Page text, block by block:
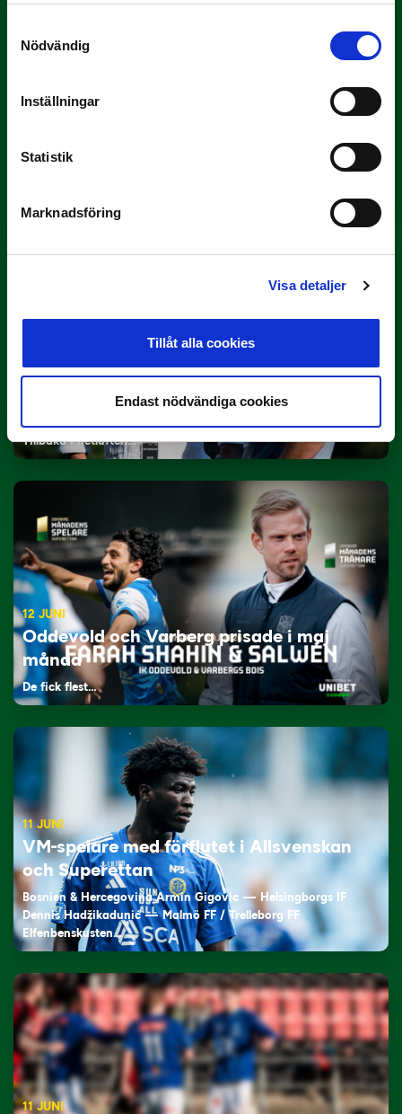
Nödvändig
Inställningar
Statistik
Marknadsföring
Visa detaljer
Tillåt alla cookies
Endast nödvändiga cookies
Rösta på Månadens Tränare i juni
Lagerlöf tar över i Sandvikens IF
Tillbaka i hetluften…
12 JUNI
Oddevold och Varberg prisade i maj
månad
De fick flest…
11 JUNI
VM-spelare med förflutet i Allsvenskan
och Superettan
Bosnien & Hercegovina Armin Gigovic — Helsingborgs IF
Dennis Hadžikadunić — Malmö FF / Trelleborg FF
Elfenbenskusten…
11 JUNI